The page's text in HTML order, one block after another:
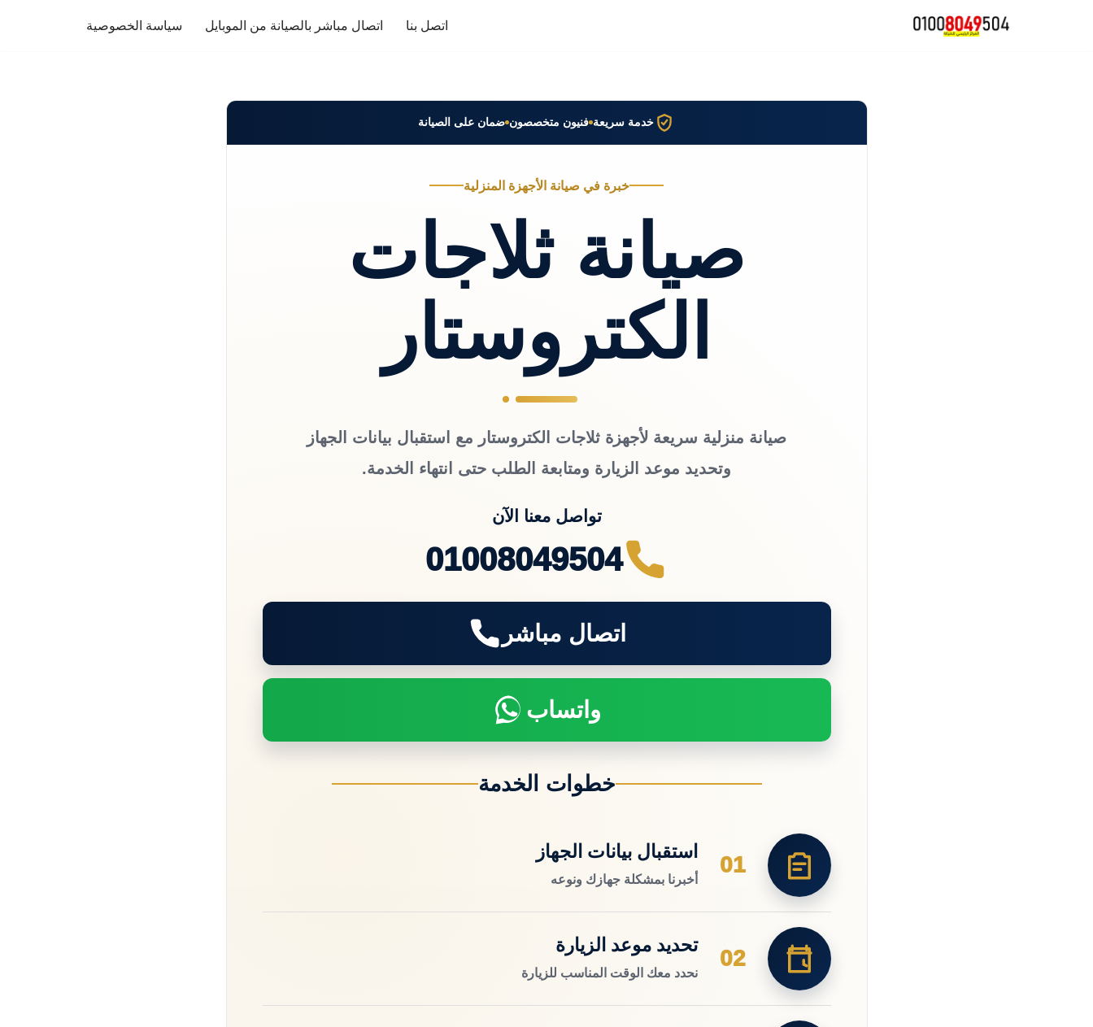
اتصل بنا اتصال مباشر بالصيانة من الموبايل سياسة الخصوصية
خدمة سريعة فنيون متخصصون ضمان على الصيانة
خبرة في صيانة الأجهزة المنزلية
صيانة ثلاجات
الكتروستار
صيانة منزلية سريعة لأجهزة ثلاجات الكتروستار مع استقبال بيانات الجهاز
وتحديد موعد الزيارة ومتابعة الطلب حتى انتهاء الخدمة.
تواصل معنا الآن
01008049504
اتصال مباشر
واتساب
خطوات الخدمة
01
استقبال بيانات الجهاز
أخبرنا بمشكلة جهازك ونوعه
02
تحديد موعد الزيارة
نحدد معك الوقت المناسب للزيارة